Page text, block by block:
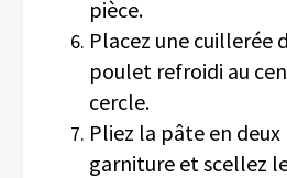
pièce.
Placez une cuillerée
poulet refroidi au
cercle.
Pliez la pâte en
garniture et scellez